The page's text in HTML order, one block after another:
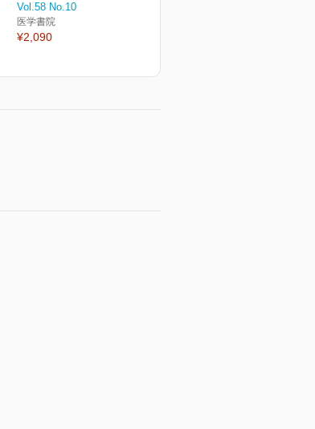
Vol.58 No.10
医学書院
¥2,090